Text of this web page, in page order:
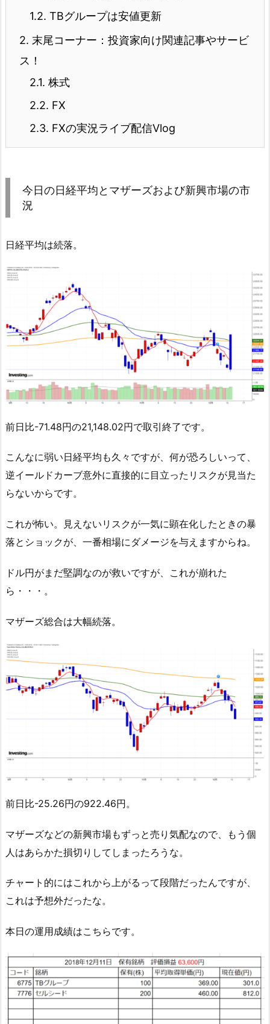
1.2. TBグループは安値更新
2. 末尾コーナー：投資家向け関連記事やサービ
ス！
2.1. 株式
2.2. FX
2.3. FXの実況ライブ配信Vlog
今日の日経平均とマザーズおよび新興市場の市
況
日経平均は続落。
前日比-71.48円の21,148.02円で取引終了です。
こんなに弱い日経平均も久々ですが、何が恐ろしいって、
逆イールドカーブ意外に直接的に目立ったリスクが見当た
らないからです。
これが怖い。見えないリスクが一気に顕在化したときの暴
落とショックが、一番相場にダメージを与えますからね。
ドル円がまだ堅調なのが救いですが、これが崩れた
ら・・・。
マザーズ総合は大幅続落。
前日比-25.26円の922.46円。
マザーズなどの新興市場もずっと売り気配なので、もう個
人はあらかた損切りしてしまったろうな。
チャート的にはこれから上がるって段階だったんですが、
これは予想外だったな。
本日の運用成績はこちらです。